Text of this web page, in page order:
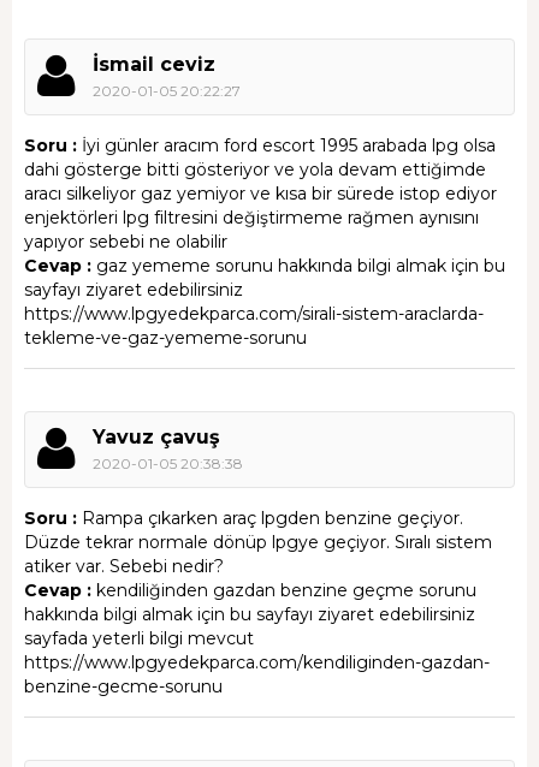
İsmail ceviz
2020-01-05 20:22:27
Soru : İyi günler aracım ford escort 1995 arabada lpg olsa
dahi gösterge bitti gösteriyor ve yola devam ettiğimde
aracı silkeliyor gaz yemiyor ve kısa bir sürede istop ediyor
enjektörleri lpg filtresini değiştirmeme rağmen aynısını
yapıyor sebebi ne olabilir
Cevap : gaz yememe sorunu hakkında bilgi almak için bu
sayfayı ziyaret edebilirsiniz
https://www.lpgyedekparca.com/sirali-sistem-araclarda-
tekleme-ve-gaz-yememe-sorunu
Yavuz çavuş
2020-01-05 20:38:38
Soru : Rampa çıkarken araç lpgden benzine geçiyor.
Düzde tekrar normale dönüp lpgye geçiyor. Sıralı sistem
atiker var. Sebebi nedir?
Cevap : kendiliğinden gazdan benzine geçme sorunu
hakkında bilgi almak için bu sayfayı ziyaret edebilirsiniz
sayfada yeterli bilgi mevcut
https://www.lpgyedekparca.com/kendiliginden-gazdan-
benzine-gecme-sorunu